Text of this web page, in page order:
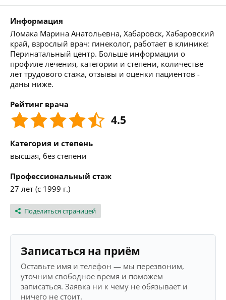
Информация
Ломака Марина Анатольевна, Хабаровск, Хабаровский
край, взрослый врач: гинеколог, работает в клинике:
Перинатальный центр. Больше информации о
профиле лечения, категории и степени, количестве
лет трудового стажа, отзывы и оценки пациентов -
даны ниже.
Рейтинг врача
4.5
Категория и степень
высшая, без степени
Профессиональный стаж
27 лет (с 1999 г.)
Поделиться страницей
Записаться на приём
Оставьте имя и телефон — мы перезвоним,
уточним свободное время и поможем
записаться. Заявка ни к чему не обязывает и
ничего не стоит.